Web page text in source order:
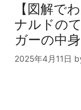
【図解で
ナルドの
ガーの中
2025年4月11日